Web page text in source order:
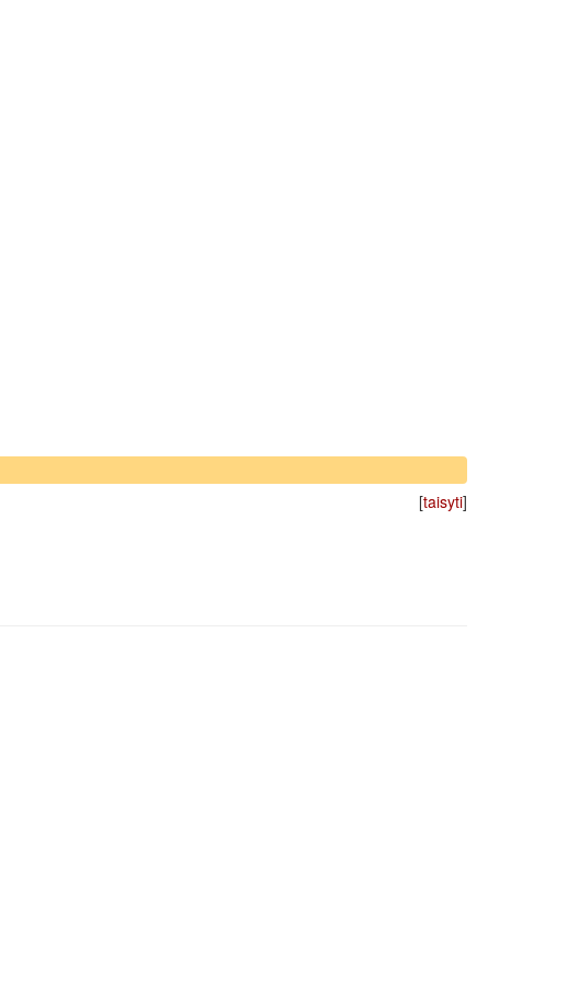
[taisyti]